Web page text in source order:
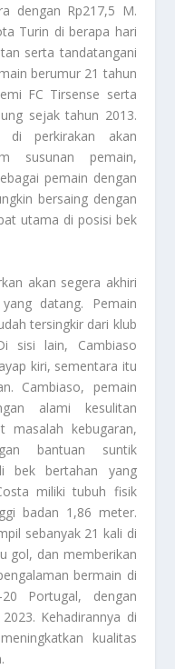
dengan Rp217,5 M.
Turin di berapa hari
serta tandatangani
berumur 21 tahun
FC Tirsense serta
sejak tahun 2013.
di perkirakan akan
susunan pemain,
pemain dengan
bersaing dengan
utama di posisi bek
akan segera akhiri
datang. Pemain
tersingkir dari klub
sisi lain, Cambiaso
kiri, sementara itu
Cambiaso, pemain
alami kesulitan
masalah kebugaran,
bantuan suntik
bek bertahan yang
miliki tubuh fisik
badan 1,86 meter.
sebanyak 21 kali di
gol, dan memberikan
bermain di
Portugal, dengan
Kehadirannya di
kualitas